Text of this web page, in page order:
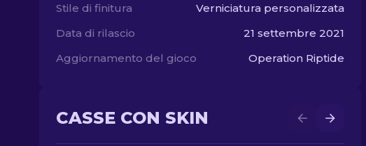
Stile di finitura
Verniciatura personalizzata
Data di rilascio
21 settembre 2021
Aggiornamento del gioco
Operation Riptide
CASSE CON SKIN